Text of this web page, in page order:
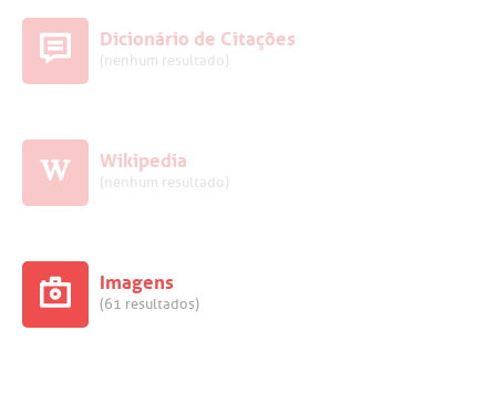
Dicionário de Citações
(nenhum resultado)
Wikipedia
(nenhum resultado)
Imagens
(61 resultados)